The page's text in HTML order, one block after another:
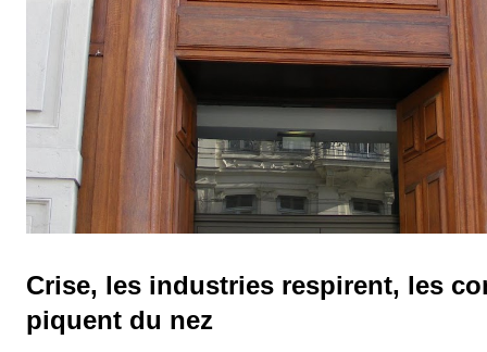
Crise, les industries respirent, les
piquent du nez